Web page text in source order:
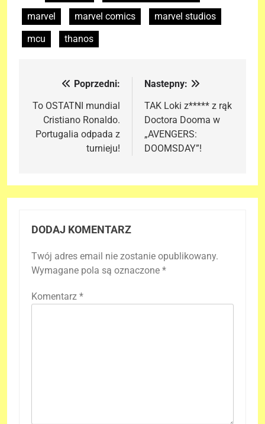
marvel
marvel comics
marvel studios
mcu
thanos
Nawigacja
wpisu
Poprzedni:
To OSTATNI mundial
Cristiano Ronaldo.
Portugalia odpada z
turnieju!
Nastepny:
TAK Loki z***** z rąk
Doctora Dooma w
„AVENGERS:
DOOMSDAY”!
DODAJ KOMENTARZ
Twój adres email nie zostanie opublikowany.
Wymagane pola są oznaczone *
Komentarz *